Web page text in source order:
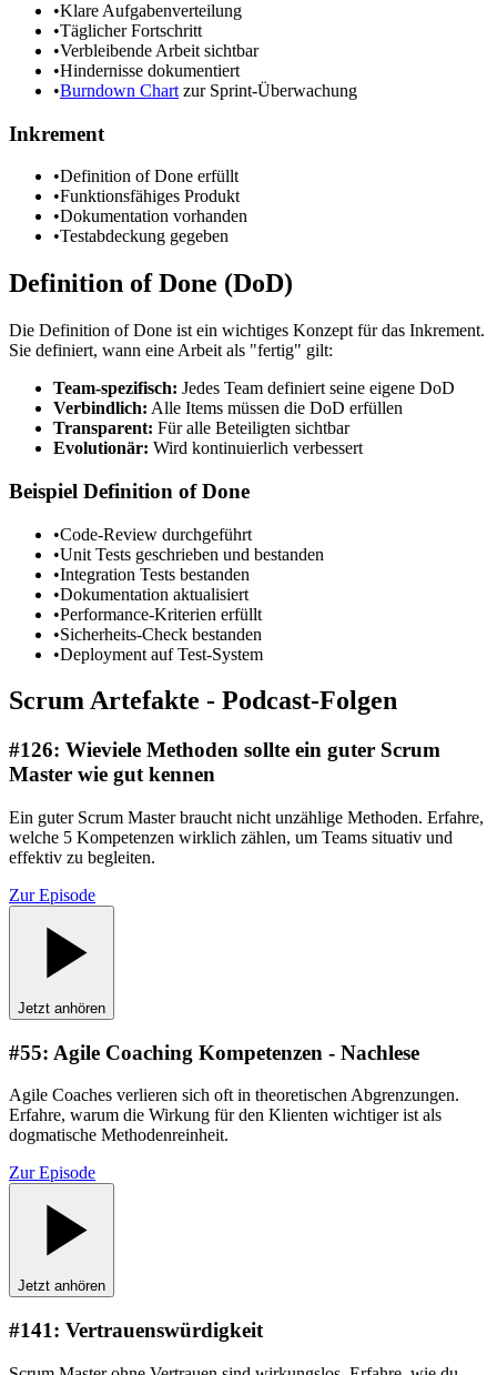
•Klare Aufgabenverteilung
•Täglicher Fortschritt
•Verbleibende Arbeit sichtbar
•Hindernisse dokumentiert
•Burndown Chart zur Sprint-Überwachung
Inkrement
•Definition of Done erfüllt
•Funktionsfähiges Produkt
•Dokumentation vorhanden
•Testabdeckung gegeben
Definition of Done (DoD)
Die Definition of Done ist ein wichtiges Konzept für das Inkrement.
Sie definiert, wann eine Arbeit als "fertig" gilt:
Team-spezifisch: Jedes Team definiert seine eigene DoD
Verbindlich: Alle Items müssen die DoD erfüllen
Transparent: Für alle Beteiligten sichtbar
Evolutionär: Wird kontinuierlich verbessert
Beispiel Definition of Done
•Code-Review durchgeführt
•Unit Tests geschrieben und bestanden
•Integration Tests bestanden
•Dokumentation aktualisiert
•Performance-Kriterien erfüllt
•Sicherheits-Check bestanden
•Deployment auf Test-System
Scrum Artefakte - Podcast-Folgen
#126: Wieviele Methoden sollte ein guter Scrum
Master wie gut kennen
Ein guter Scrum Master braucht nicht unzählige Methoden. Erfahre,
welche 5 Kompetenzen wirklich zählen, um Teams situativ und
effektiv zu begleiten.
Zur Episode
Jetzt anhören
#55: Agile Coaching Kompetenzen - Nachlese
Agile Coaches verlieren sich oft in theoretischen Abgrenzungen.
Erfahre, warum die Wirkung für den Klienten wichtiger ist als
dogmatische Methodenreinheit.
Zur Episode
Jetzt anhören
#141: Vertrauenswürdigkeit